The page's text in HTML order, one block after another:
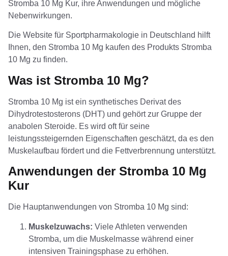
Stromba 10 Mg Kur, ihre Anwendungen und mögliche
Nebenwirkungen.
Die Website für Sportpharmakologie in Deutschland hilft
Ihnen, den Stromba 10 Mg kaufen des Produkts Stromba
10 Mg zu finden.
Was ist Stromba 10 Mg?
Stromba 10 Mg ist ein synthetisches Derivat des
Dihydrotestosterons (DHT) und gehört zur Gruppe der
anabolen Steroide. Es wird oft für seine
leistungssteigernden Eigenschaften geschätzt, da es den
Muskelaufbau fördert und die Fettverbrennung unterstützt.
Anwendungen der Stromba 10 Mg
Kur
Die Hauptanwendungen von Stromba 10 Mg sind:
Muskelzuwachs: Viele Athleten verwenden
Stromba, um die Muskelmasse während einer
intensiven Trainingsphase zu erhöhen.